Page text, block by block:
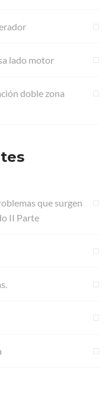
lado motor
doble zona
que surgen
II Parte